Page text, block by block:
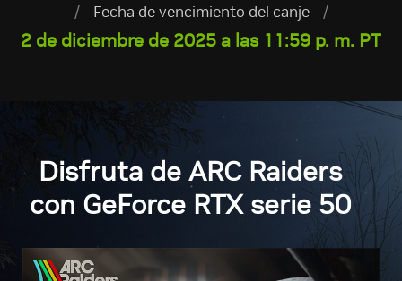
/ Fecha de vencimiento del canje /
2 de diciembre de 2025 a las 11:59 p. m. PT
Disfruta de ARC Raiders
con GeForce RTX serie 50